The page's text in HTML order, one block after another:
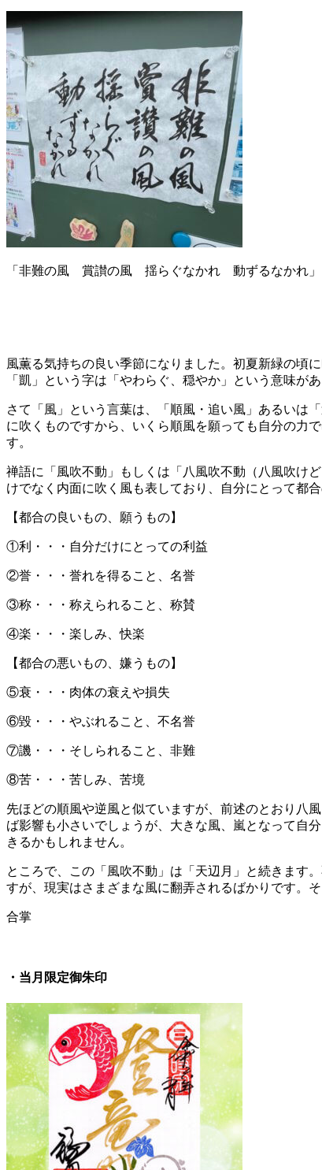
「非難の風 賞讃の風 揺らぐなかれ 動ずるなかれ」
風薫る気持ちの良い季節になりました。初夏新緑の頃
「凱」という字は「やわらぐ、穏やか」という意味があ
さて「風」という言葉は、「順風・追い風」あるいは
に吹くものですから、いくら順風を願っても自分の力
す。
禅語に「風吹不動」もしくは「八風吹不動（八風吹け
けでなく内面に吹く風も表しており、自分にとって都
【都合の良いもの、願うもの】
①利・・・自分だけにとっての利益
②誉・・・誉れを得ること、名誉
③称・・・称えられること、称賛
④楽・・・楽しみ、快楽
【都合の悪いもの、嫌うもの】
⑤衰・・・肉体の衰えや損失
⑥毀・・・やぶれること、不名誉
⑦譏・・・そしられること、非難
⑧苦・・・苦しみ、苦境
先ほどの順風や逆風と似ていますが、前述のとおり八
ば影響も小さいでしょうが、大きな風、嵐となって自
きるかもしれません。
ところで、この「風吹不動」は「天辺月」と続きます
すが、現実はさまざまな風に翻弄されるばかりです。
合掌
・当月限定御朱印